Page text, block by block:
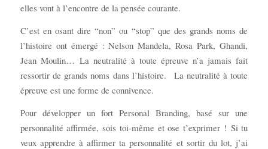
elles vont à l’encontre de la pensée courante.
C’est en osant dire “non” ou “stop” que des grands noms de
l’histoire ont émergé : Nelson Mandela, Rosa Park, Ghandi,
Jean Moulin… La neutralité à toute épreuve n’a jamais fait
ressortir de grands noms dans l’histoire. La neutralité à toute
épreuve est une forme de connivence.
Pour développer un fort Personal Branding, basé sur une
personnalité affirmée, sois toi-même et ose t’exprimer ! Si tu
veux apprendre à affirmer ta personnalité et sortir du lot, j’ai